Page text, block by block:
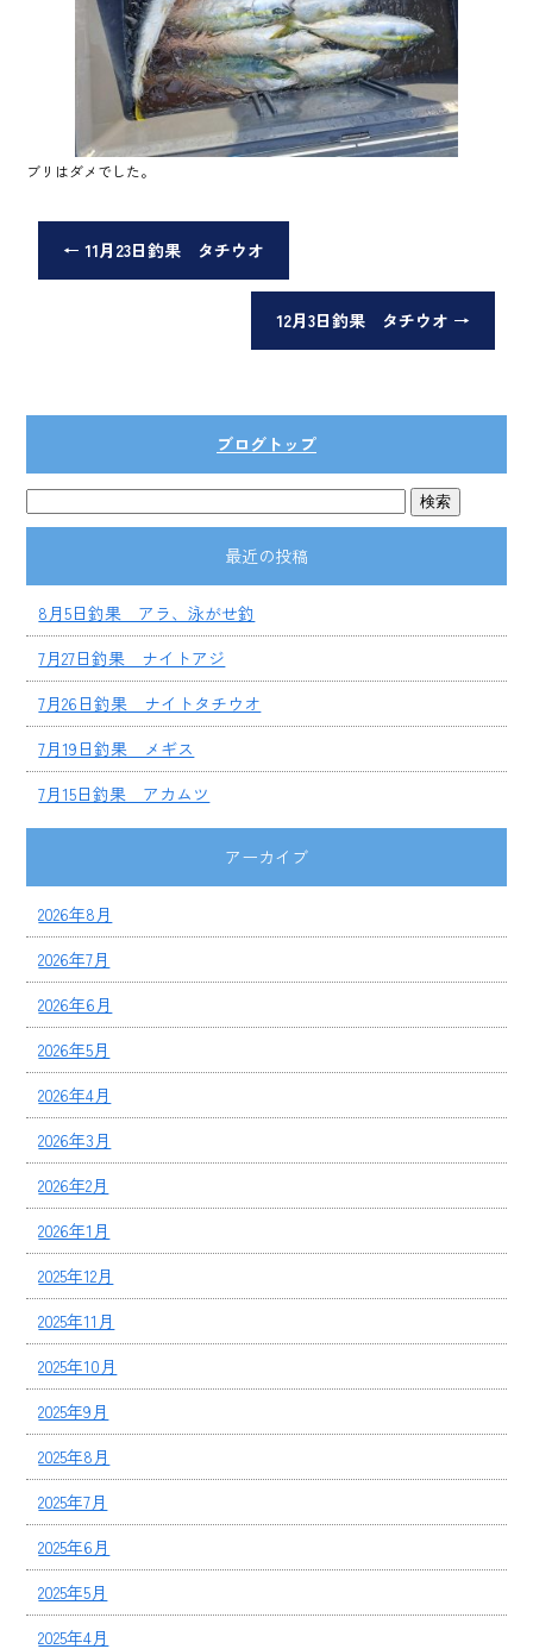
ブリはダメでした。
← 11月23日釣果 タチウオ
12月3日釣果 タチウオ →
ブログトップ
最近の投稿
8月5日釣果 アラ、泳がせ釣
7月27日釣果 ナイトアジ
7月26日釣果 ナイトタチウオ
7月19日釣果 メギス
7月15日釣果 アカムツ
アーカイブ
2026年8月
2026年7月
2026年6月
2026年5月
2026年4月
2026年3月
2026年2月
2026年1月
2025年12月
2025年11月
2025年10月
2025年9月
2025年8月
2025年7月
2025年6月
2025年5月
2025年4月